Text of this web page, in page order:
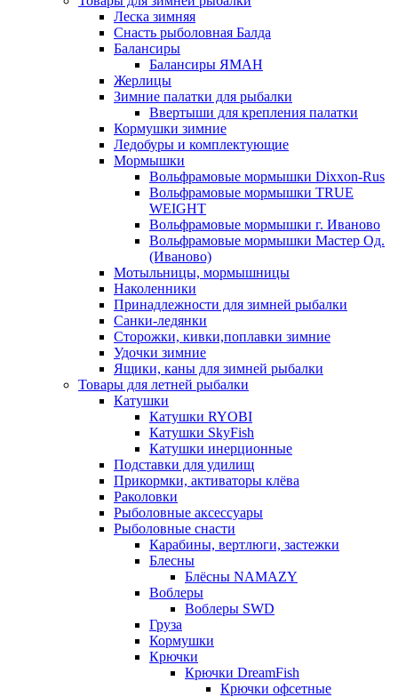
Леска зимняя
Снасть рыболовная Балда
Балансиры
Балансиры ЯМАН
Жерлицы
Зимние палатки для рыбалки
Ввертыши для крепления палатки
Кормушки зимние
Ледобуры и комплектующие
Мормышки
Вольфрамовые мормышки Dixxon-Rus
Вольфрамовые мормышки TRUE
WEIGHT
Вольфрамовые мормышки г. Иваново
Вольфрамовые мормышки Мастер Од.
(Иваново)
Мотыльницы, мормышницы
Наколенники
Принадлежности для зимней рыбалки
Санки-ледянки
Сторожки, кивки,поплавки зимние
Удочки зимние
Ящики, каны для зимней рыбалки
Товары для летней рыбалки
Катушки
Катушки RYOBI
Катушки SkyFish
Катушки инерционные
Подставки для удилищ
Прикормки, активаторы клёва
Раколовки
Рыболовные аксессуары
Рыболовные снасти
Карабины, вертлюги, застежки
Блесны
Блёсны NAMAZY
Воблеры
Воблеры SWD
Груза
Кормушки
Крючки
Крючки DreamFish
Крючки офсетные